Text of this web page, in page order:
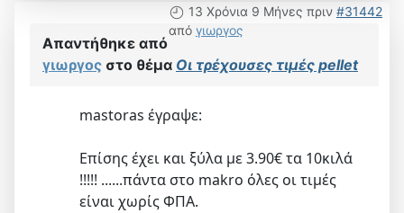
13 Χρόνια 9 Μήνες πριν #31442
από γιωργος
Απαντήθηκε από
γιωργος στο θέμα Οι τρέχουσες τιμές pellet
mastoras έγραψε:
Επίσης έχει και ξύλα με 3.90€ τα 10κιλά
!!!!! ......πάντα στο makro όλες οι τιμές
είναι χωρίς ΦΠΑ.